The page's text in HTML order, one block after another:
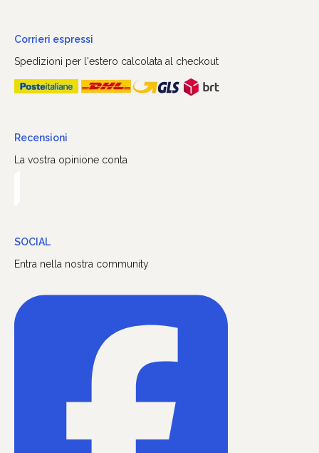
Corrieri espressi
Spedizioni per l'estero calcolata al checkout
Recensioni
La vostra opinione conta
SOCIAL
Entra nella nostra community